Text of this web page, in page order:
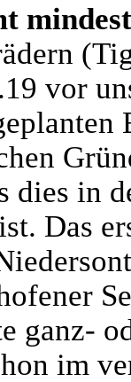
vor
dies in
Das
ganz-
im